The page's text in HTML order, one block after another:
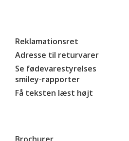
Reklamationsret
Adresse til returvarer
Se fødevarestyrelses
smiley-rapporter
Få teksten læst højt